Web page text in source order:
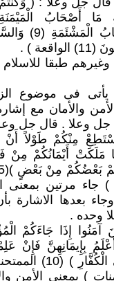
الْمَشْئَمَةِ مَا
وغيرهم طبقا
يأتى فى موضوع
والأمان مع
جل وعلا . قال جل
مِنْكُمْ طَوْلاً أَنْ
مَلَكَتْ أَيْمَانُكُمْ مِنْ
) جاء مرتين بمعنى
بعدها الاشارة
وحده .
آمَنُوا إِذَا جَاءَكُمْ
بِإِيمَانِهِنَّ فَإِنْ
فَلا تَرْجِعُوهُنَّ إِلَى
) بمعنى الأمن